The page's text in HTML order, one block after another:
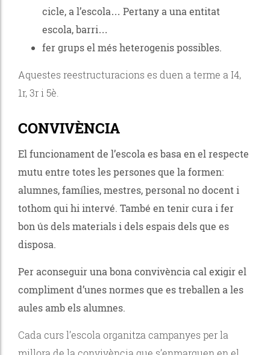
cicle, a l’escola… Pertany a una entitat
escola, barri…
fer grups el més heterogenis possibles.
Aquestes reestructuracions es duen a terme a I4,
1r, 3r i 5è.
CONVIVÈNCIA
El funcionament de l’escola es basa en el respecte
mutu entre totes les persones que la formen:
alumnes, famílies, mestres, personal no docent i
tothom qui hi intervé. També en tenir cura i fer
bon ús dels materials i dels espais dels que es
disposa.
Per aconseguir una bona convivència cal exigir el
compliment d’unes normes que es treballen a les
aules amb els alumnes.
Cada curs l’escola organitza campanyes per la